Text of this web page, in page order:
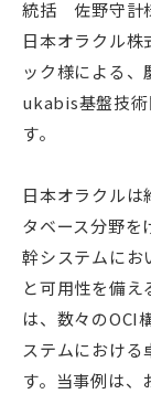
統括 佐野守計
日本オラクル
ック様による、
ukabis基盤技術
す。
日本オラクルは
タベース分野を
幹システムにお
と可用性を備
は、数々のOCI
ステムにおける
す。当事例は、